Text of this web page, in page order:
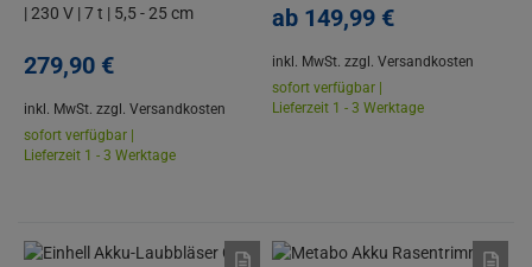
| 230 V | 7 t | 5,5 - 25 cm
Spaltlänge
279,90 €
inkl. MwSt. zzgl. Versandkosten
sofort verfügbar |
Lieferzeit 1 - 3 Werktage
ab 149,99 €
inkl. MwSt. zzgl. Versandkosten
sofort verfügbar |
Lieferzeit 1 - 3 Werktage